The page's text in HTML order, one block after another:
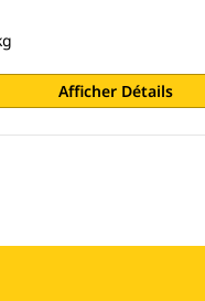
Afficher Détails